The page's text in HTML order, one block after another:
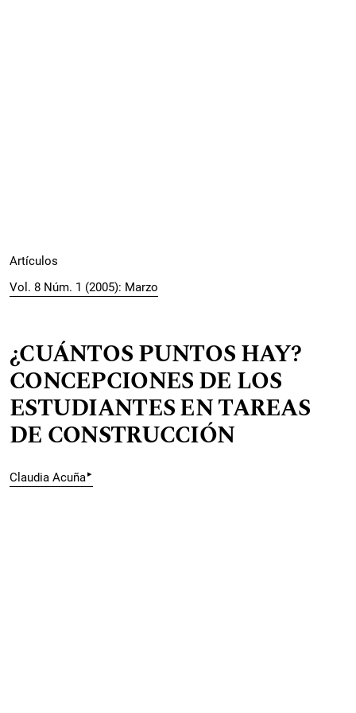
Artículos
Vol. 8 Núm. 1 (2005): Marzo
¿CUÁNTOS PUNTOS HAY?
CONCEPCIONES DE LOS
ESTUDIANTES EN TAREAS
DE CONSTRUCCIÓN
Claudia Acuña▸